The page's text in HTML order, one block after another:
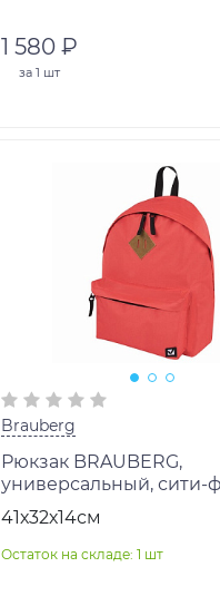
1 580 ₽
за 1 шт
Brauberg
Рюкзак BRAUBERG,
универсальный, сити-
один тон, коралловый,
литров, 41х32х14 см,
41х32х14см
Остаток на складе: 1 шт